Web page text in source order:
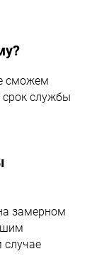
сможем
срок службы
замерном
случае